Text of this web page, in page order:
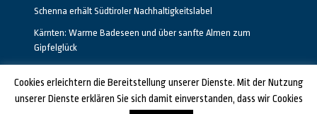
Schenna erhält Südtiroler Nachhaltigkeitslabel
Kärnten: Warme Badeseen und über sanfte Almen zum
Gipfelglück
Cookies erleichtern die Bereitstellung unserer Dienste. Mit der Nutzung
unserer Dienste erklären Sie sich damit einverstanden, dass wir Cookies